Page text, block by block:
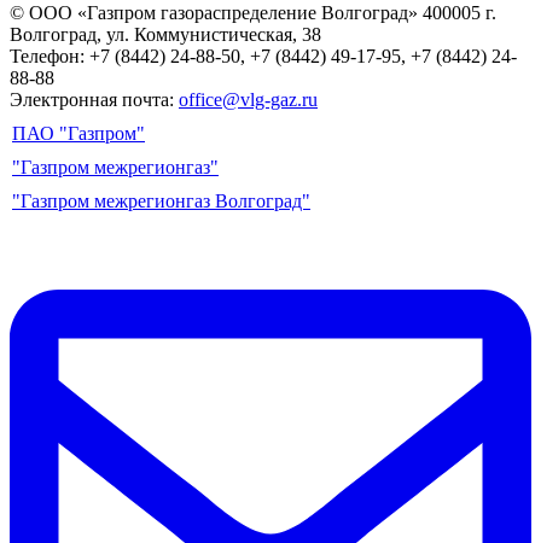
© ООО «Газпром газораспределение Волгоград» 400005 г.
Волгоград, ул. Коммунистическая, 38
Телефон: +7 (8442) 24-88-50, +7 (8442) 49-17-95, +7 (8442) 24-
88-88
Электронная почта: office@vlg-gaz.ru
ПАО "Газпром"
"Газпром межрегионгаз"
"Газпром межрегионгаз Волгоград"